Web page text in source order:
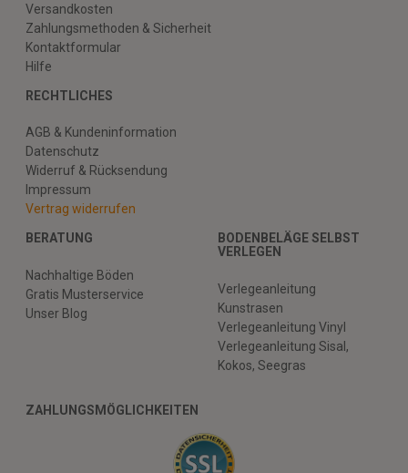
Versandkosten
Zahlungsmethoden & Sicherheit
Kontaktformular
Hilfe
RECHTLICHES
AGB & Kundeninformation
Datenschutz
Widerruf & Rücksendung
Impressum
Vertrag widerrufen
BERATUNG
Nachhaltige Böden
Gratis Musterservice
Unser Blog
BODENBELÄGE SELBST
VERLEGEN
Verlegeanleitung
Kunstrasen
Verlegeanleitung Vinyl
Verlegeanleitung Sisal,
Kokos, Seegras
ZAHLUNGSMÖGLICHKEITEN